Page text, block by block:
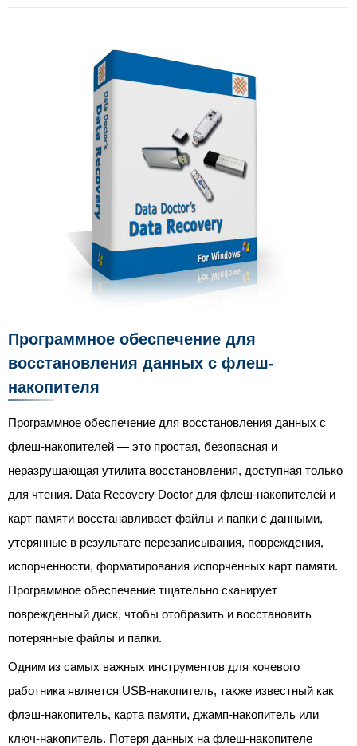
Программное обеспечение для
восстановления данных с флеш-
накопителя
Программное обеспечение для восстановления данных с
флеш-накопителей — это простая, безопасная и
неразрушающая утилита восстановления, доступная только
для чтения. Data Recovery Doctor для флеш-накопителей и
карт памяти восстанавливает файлы и папки с данными,
утерянные в результате перезаписывания, повреждения,
испорченности, форматирования испорченных карт памяти.
Программное обеспечение тщательно сканирует
поврежденный диск, чтобы отобразить и восстановить
потерянные файлы и папки.
Одним из самых важных инструментов для кочевого
работника является USB-накопитель, также известный как
флэш-накопитель, карта памяти, джамп-накопитель или
ключ-накопитель. Потеря данных на флеш-накопителе